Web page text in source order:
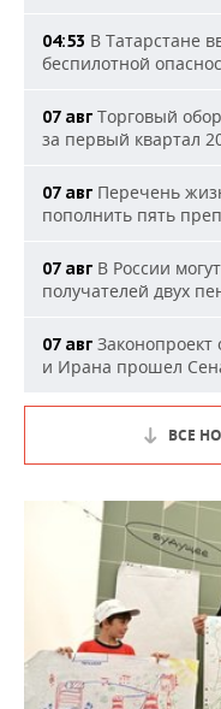
04:53 В Татарстане
беспилотной
07 авг Торговый
за первый квартал
07 авг Перечень
пополнить пять
07 авг В России
получателей двух
07 авг
и Ирана прошел
ВСЕ